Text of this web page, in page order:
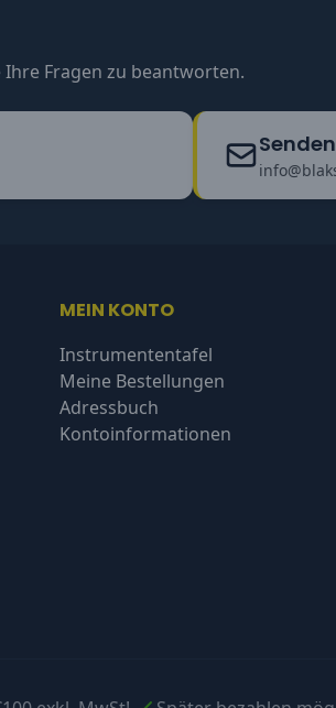
Ihre Fragen zu beantworten.
MEIN KONTO
Instrumententafel
Meine Bestellungen
Adressbuch
Kontoinformationen